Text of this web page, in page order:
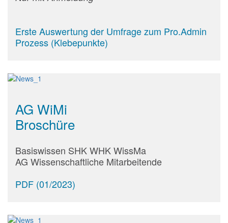
Erste Auswertung der Umfrage zum Pro.Admin
Prozess (Klebepunkte)
AG WiMi
Broschüre
Basiswissen SHK WHK WissMa
AG Wissenschaftliche Mitarbeitende
PDF (01/2023)